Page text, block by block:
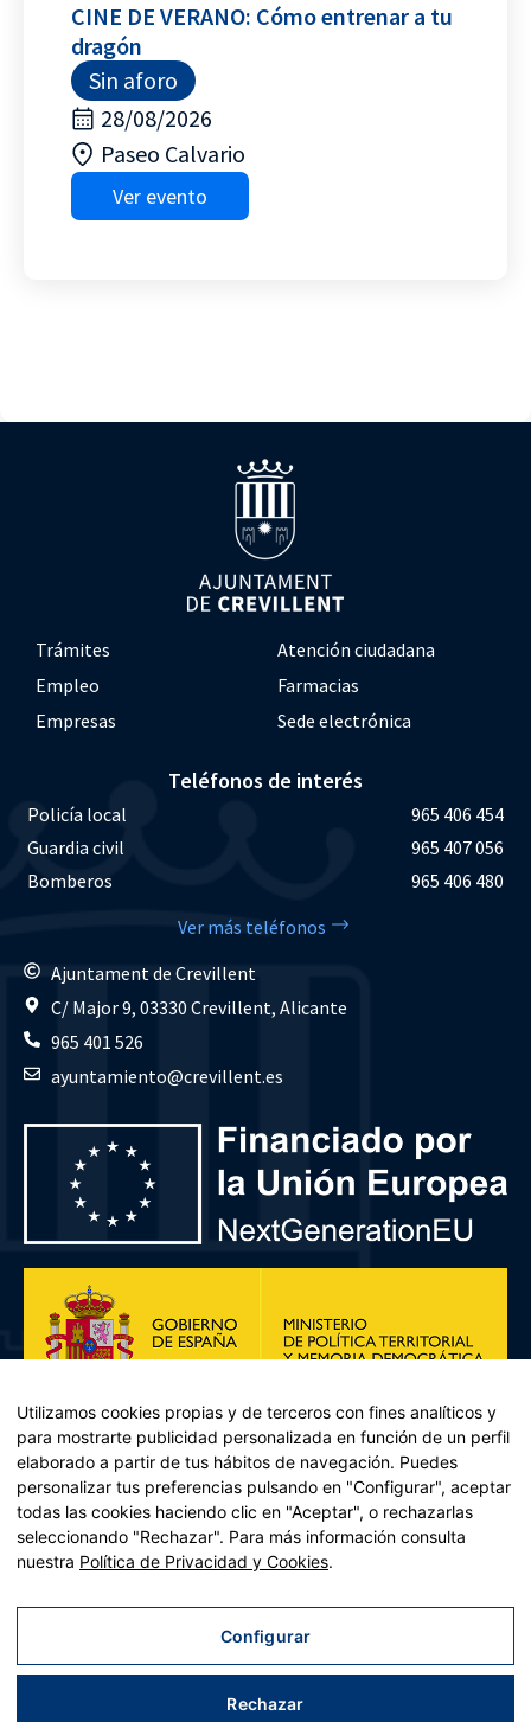
CINE DE VERANO: Cómo entrenar a tu
dragón
Sin aforo
28/08/2026
Paseo Calvario
Ver evento
Trámites
Atención ciudadana
Empleo
Farmacias
Empresas
Sede electrónica
Teléfonos de interés
Policía local
965 406 454
Guardia civil
965 407 056
Bomberos
965 406 480
Ver más teléfonos
Ajuntament de Crevillent
C/ Major 9, 03330 Crevillent, Alicante
965 401 526
ayuntamiento@crevillent.es
Plan de Recuperación, Transformación y Resiliencia – Financiado por
Recuperación y resiliencia, establecido por el Reglamento (UE)
2021/241 del Parlamento Europeo y del Consejo, de 12 de febrero
Utilizamos cookies propias y de terceros con fines analíticos y
para mostrarte publicidad personalizada en función de un perfil
elaborado a partir de tus hábitos de navegación. Puedes
personalizar tus preferencias pulsando en "Configurar", aceptar
todas las cookies haciendo clic en "Aceptar", o rechazarlas
seleccionando "Rechazar". Para más información consulta
nuestra Política de Privacidad y Cookies.
Configurar
Rechazar